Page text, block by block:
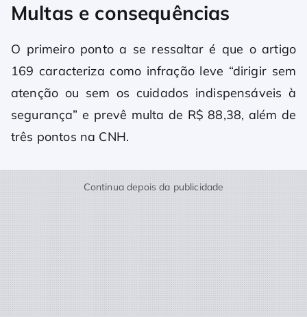
Multas e consequências
O primeiro ponto a se ressaltar é que o artigo
169 caracteriza como infração leve “dirigir sem
atenção ou sem os cuidados indispensáveis à
segurança” e prevê multa de R$ 88,38, além de
três pontos na CNH.
Continua depois da publicidade